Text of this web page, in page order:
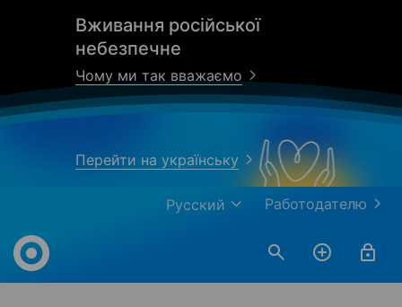
Вживання російської
небезпечне
Чому ми так вважаємо
Перейти на українську
Работодателю
Русский
Work.ua